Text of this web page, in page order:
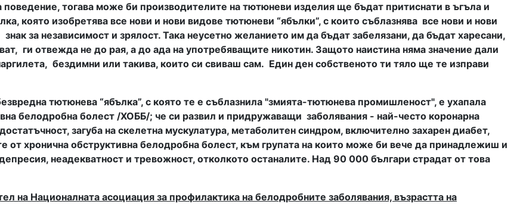
поведение, тогава може би производителите на тютюневи изделия ще бъдат притиснати в ъгъла и
която изобретява все нови и нови видове тютюневи “ябълки”, с които съблазнява все нови и нови
за независимост и зрялост. Така неусетно желанието им да бъдат забелязани, да бъдат харесани,
ги отвежда не до рая, а до ада на употребяващите никотин. Защото наистина няма значение дали
бездимни или такива, които си свиваш сам. Един ден собственото ти тяло ще те изправи
тютюнева “ябълка”, с която те е съблазнила "змията-тютюнева промишленост", е ухапала
белодробна болест /ХОББ/; че си развил и придружаващи заболявания - най-често коронарна
загуба на скелетна мускулатура, метаболитен синдром, включително захарен диабет,
от хронична обструктивна белодробна болест, към групата на които може би вече да принадлежиш и
неадекватност и тревожност, отколкото останалите. Над 90 000 българи страдат от това
на Националната асоциация за профилактика на белодробните заболявания, възрастта на